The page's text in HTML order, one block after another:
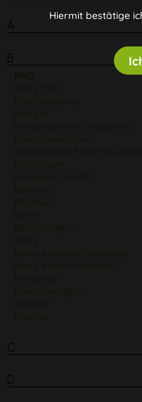
A
B
BHO
Baby Dab
Bambusbong
Banger
Bangerperlen/Terp pearls
Baumperkolator
Beakerbong
Bekifft sein
Bi-stabiler Schliff
Blasting
Blubber
Blunt
Blunt/Wraps
Bong
Bong Adapter/Kupplung
Bong Kopf/Köpfchen
Bongsieb
Borosilikatglas
Bubbler
Budder
C
D
Hiermit bestätige